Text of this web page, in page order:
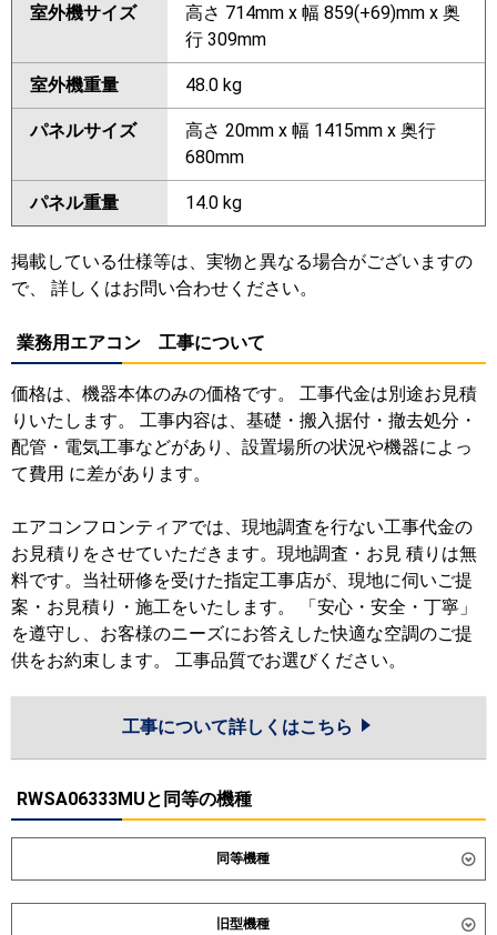
室外機サイズ
高さ 714mm x 幅 859(+69)mm x 奥
行 309mm
室外機重量 48.0 kg
パネルサイズ
高さ 20mm x 幅 1415mm x 奥行
680mm
パネル重量 14.0 kg
掲載している仕様等は、実物と異なる場合がございますの
で、 詳しくはお問い合わせください。
業務用エアコン 工事について
価格は、機器本体のみの価格です。 工事代金は別途お見積
りいたします。 工事内容は、基礎・搬入据付・撤去処分・
配管・電気工事などがあり、設置場所の状況や機器によっ
て費用 に差があります。
エアコンフロンティアでは、現地調査を行ない工事代金の
お見積りをさせていただきます。現地調査・お見 積りは無
料です。当社研修を受けた指定工事店が、現地に伺いご提
案・お見積り・施工をいたします。 「安心・安全・丁寧」
を遵守し、お客様のニーズにお答えした快適な空調のご提
供をお約束します。 工事品質でお選びください。
工事について詳しくはこちら
RWSA06333MUと同等の機種
同等機種
ダイキン SZRG63CT SZRG63CNT
旧型機種